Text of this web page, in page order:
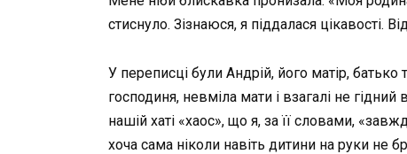
стиснуло. Зізнаюся, я піддалася цікавості.
У переписці були Андрій, його матір,
господиня, невміла мати і взагалі не
нашій хаті «хаос», що я, за її словами,
хоча сама ніколи навіть дитини на руки не